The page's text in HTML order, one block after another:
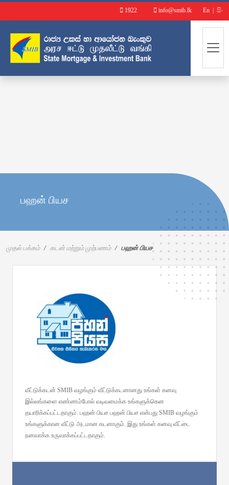
1922 info@smib.lk En සිං
பஹன் பியச
முதல் பக்கம் கடன் மற்றும் முற்பணம் பஹன் பியச
வீட்டுக்கடன் SMIB வழங்கும் வீட்டுக்கடனானது உங்கள் கனவு
இல்லங்களை எண்ணம்போல் வடிவமைக்க உங்களுக்கென
தயாரிக்கப்பட்டதாகும். பஹன் பியச பஹன் பியச என்பது SMIB வழங்கும்
உங்களுக்கான வீட்டு அடமான கடனாகும். இது உங்கள் கனவு வீட்டை
நனவாக்க உருவாக்கப்பட்டதாகும்.